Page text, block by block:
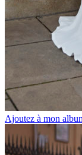
Ajoutez à mon